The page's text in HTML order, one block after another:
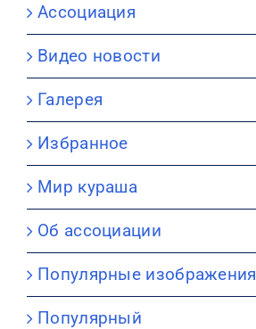
Ассоциация
Видео новости
Галерея
Избранное
Мир кураша
Об ассоциации
Популярные изображения
Популярный